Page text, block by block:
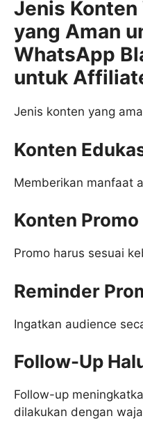
Jenis
yang Aman
WhatsApp
untuk
Jenis konten yang
Konten
Memberikan manfaat
Konten Promo
Promo harus sesuai
Reminder
Ingatkan audience
Follow-Up
Follow-up
dilakukan dengan